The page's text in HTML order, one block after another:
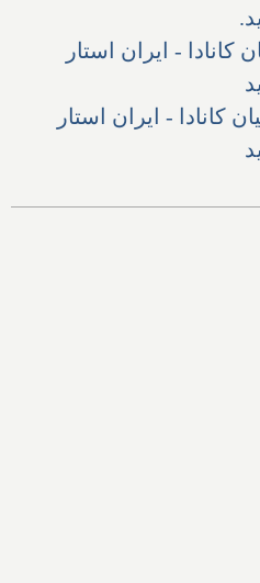
کانادا - ایران استار
کانادا - ایران استار